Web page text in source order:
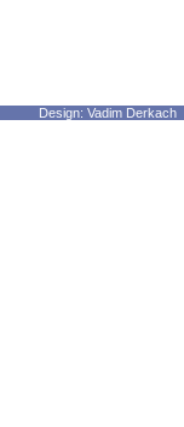
Design: Vadim Derkach